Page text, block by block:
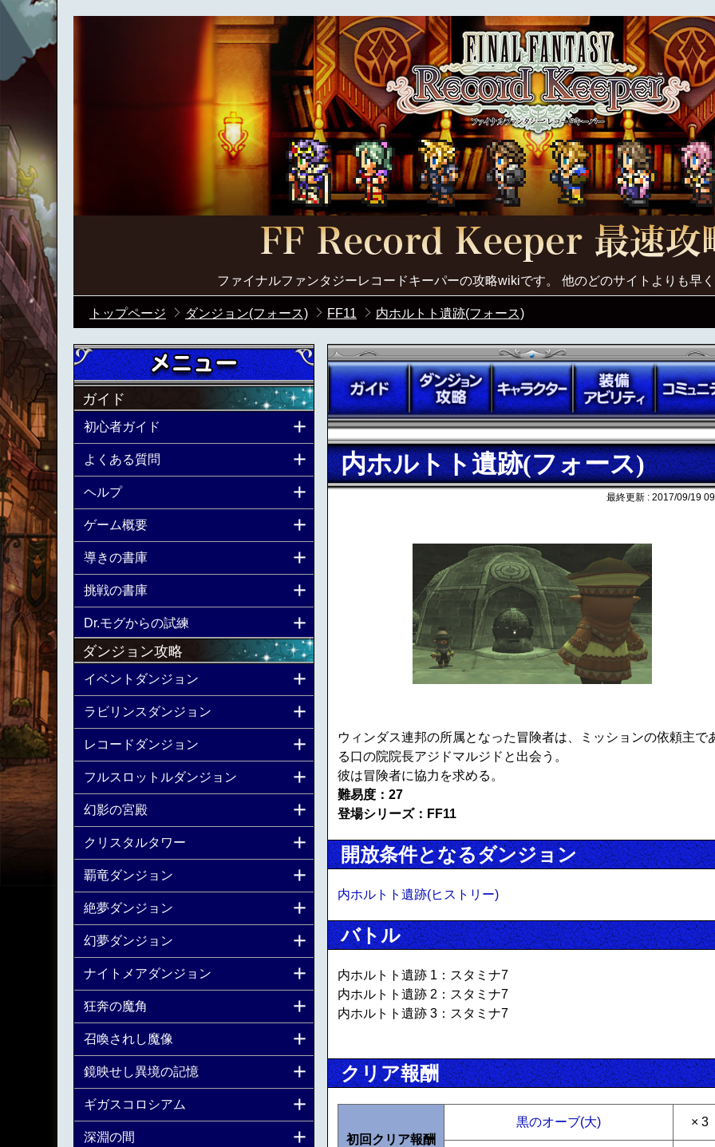
ファイナルファンタジーレコードキーパーの攻略wikiです。 他のどのサイトよりも早
トップページ ダンジョン(フォース) FF11 内ホルトト遺跡(フォース)
内ホルトト遺跡(フォース)
最終更新 : 2017/09/19
ウィンダス連邦の所属となった冒険者は、ミッションの依頼主で
る口の院院長アジドマルジドと出会う。
彼は冒険者に協力を求める。
難易度：27
登場シリーズ：FF11
開放条件となるダンジョン
内ホルトト遺跡(ヒストリー)
バトル
内ホルトト遺跡 1：スタミナ7
内ホルトト遺跡 2：スタミナ7
内ホルトト遺跡 3：スタミナ7
クリア報酬
初回クリア報酬
黒のオーブ(大) × 3
ガイド
初心者ガイド
よくある質問
ヘルプ
ゲーム概要
導きの書庫
挑戦の書庫
Dr.モグからの試練
ダンジョン攻略
イベントダンジョン
ラビリンスダンジョン
レコードダンジョン
フルスロットルダンジョン
幻影の宮殿
クリスタルタワー
覇竜ダンジョン
絶夢ダンジョン
幻夢ダンジョン
ナイトメアダンジョン
狂奔の魔角
召喚されし魔像
鏡映せし異境の記憶
ギガスコロシアム
深淵の間